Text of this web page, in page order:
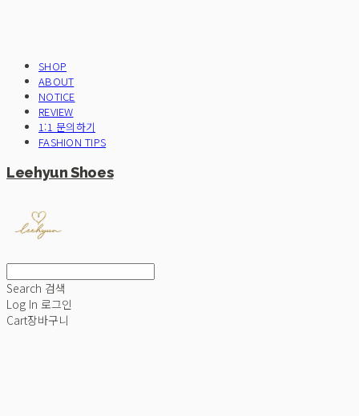
SHOP
ABOUT
NOTICE
REVIEW
1:1 문의하기
FASHION TIPS
Leehyun Shoes
Search 검색
Log In 로그인
Cart장바구니